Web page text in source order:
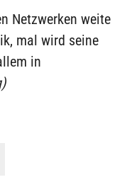
Netzwerken weite
mal wird seine
in